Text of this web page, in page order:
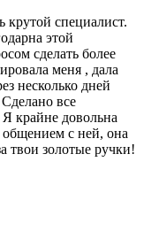
крутой специалист.
этой
сделать более
меня , дала
несколько дней
все
крайне довольна
общением с ней, она
твои золотые ручки!